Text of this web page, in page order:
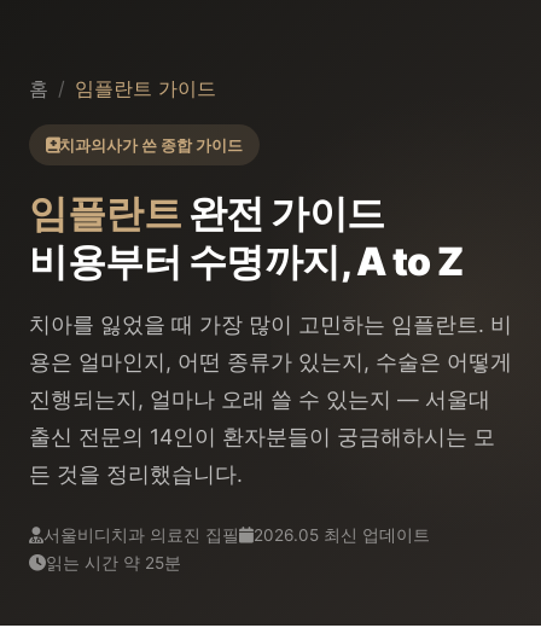
홈 / 임플란트 가이드
치과의사가 쓴 종합 가이드
임플란트 완전 가이드
비용부터 수명까지, A to Z
치아를 잃었을 때 가장 많이 고민하는 임플란트. 비
용은 얼마인지, 어떤 종류가 있는지, 수술은 어떻게
진행되는지, 얼마나 오래 쓸 수 있는지 — 서울대
출신 전문의 14인이 환자분들이 궁금해하시는 모
든 것을 정리했습니다.
서울비디치과 의료진 집필
2026.05 최신 업데이트
읽는 시간 약 25분